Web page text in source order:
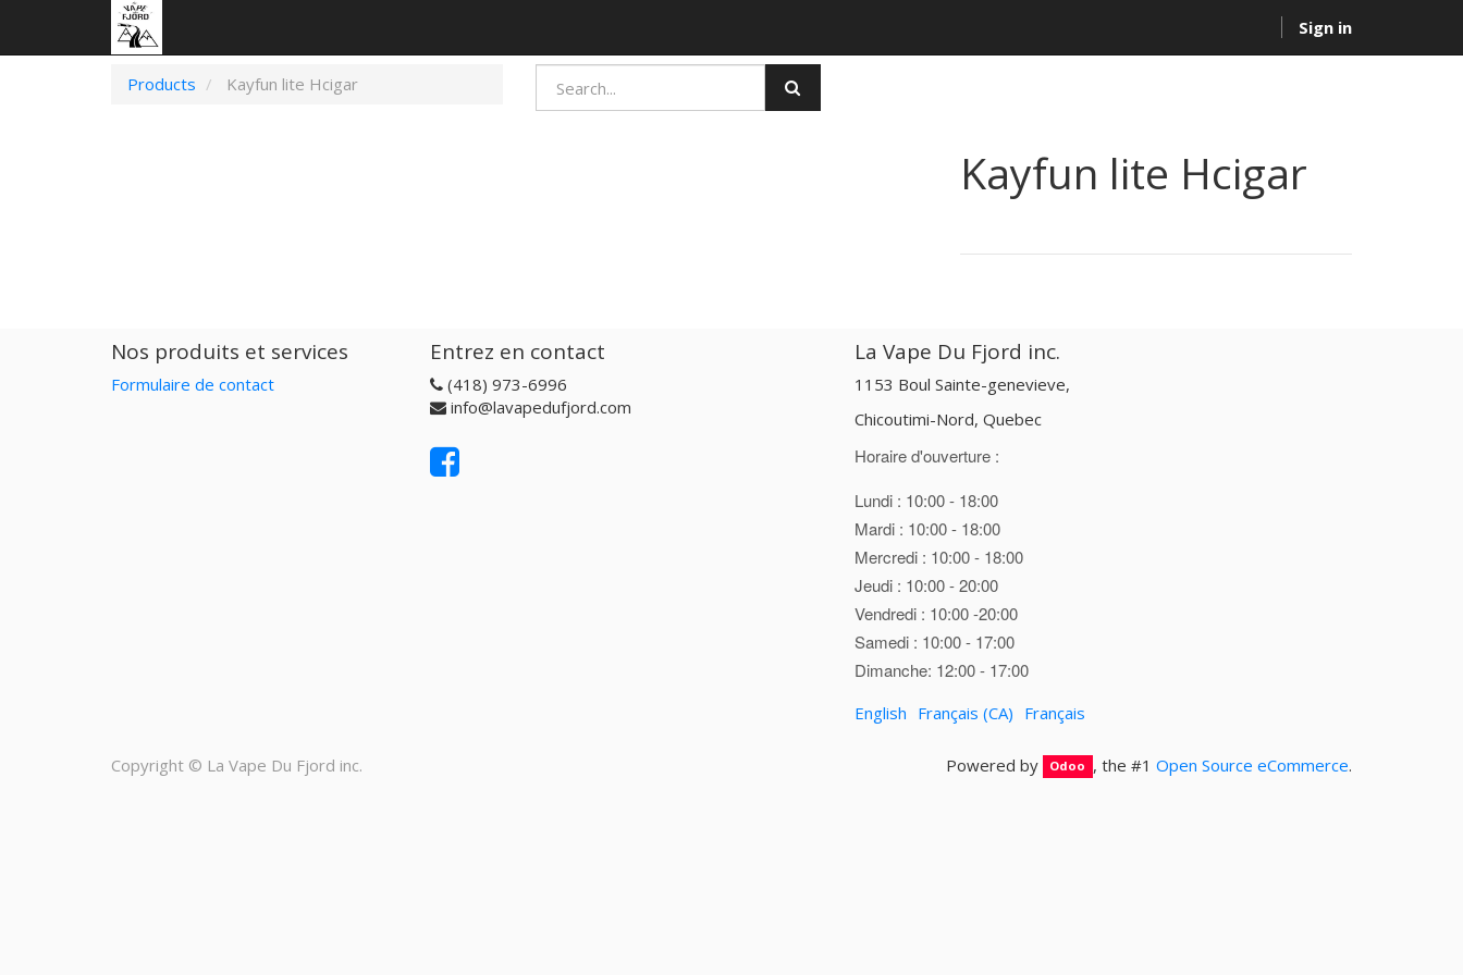
Sign in
Products Kayfun lite Hcigar
Kayfun lite Hcigar
Nos produits et services
Formulaire de contact
Entrez en contact
(418) 973-6996
info@lavapedufjord.com
La Vape Du Fjord inc.
1153 Boul Sainte-genevieve,
Chicoutimi-Nord, Quebec
Horaire d'ouverture :
Lundi : 10:00 - 18:00
Mardi : 10:00 - 18:00
Mercredi : 10:00 - 18:00
Jeudi : 10:00 - 20:00
Vendredi : 10:00 -20:00
Samedi : 10:00 - 17:00
Dimanche: 12:00 - 17:00
English Français (CA) Français
Powered by Odoo , the #1 Open Source eCommerce.
Copyright © La Vape Du Fjord inc.